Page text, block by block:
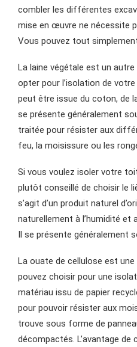
combler les différentes
mise en œuvre ne nécessite
Vous pouvez tout
La laine végétale est un
opter pour l’isolation de votre
peut être issue du coton, de
se présente généralement
traitée pour résister aux
feu, la moisissure ou les
Si vous voulez isoler votre
plutôt conseillé de choisir le
s’agit d’un produit naturel
naturellement à l’humidité
Il se présente généralement
La ouate de cellulose est
pouvez choisir pour une
matériau issu de papier
pour pouvoir résister aux
trouve sous forme de
décompactés. L’avantage